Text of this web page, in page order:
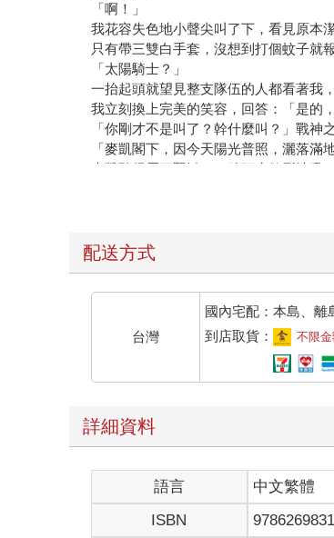
「啊！」
我花容失色地小聲尖叫了下，看見原本
只有帶三雙白手套，沒想到打個蚊子就
「太陽騎士？」
一抬起頭就望見整支隊伍的人都看著我
我立刻換上完美的笑容，回答：「是的
「你剛才不是叫了？幹什麼叫？」戰
「麥凱閣下，因今天陽光普照，灑落
麥凱聽得眉頭緊皺，一臉頭痛欲裂地吼
我一邊換上新的白手套一邊慶幸，至少
我皺著眉頭，對眼前的小黑點揮了揮
啊啊啊！受不了啦！我那乾淨整齊的聖
不，就算不是聖殿，只要是在葉芽城內
「鄰國的戰神之子要成婚，戰神殿特別
在教皇的書房之中，我看著笑容滿面的
「就一個。」教皇笑咪咪地回答。
「上次來跟我國公主求婚的那一個？」
教皇一個擊掌，「啊哈」一聲說：「就
「過獎。」我繼續面無表情地問：「但
配送方式
台灣
國內宅配：本島、離
到店取貨：
不限
詳細資料
語言 中文繁體
ISBN